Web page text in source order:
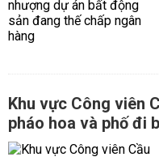
Khu vực Công viên
pháo hoa và phố đi